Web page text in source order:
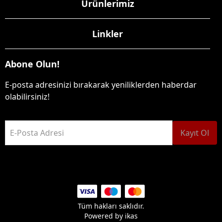
Ürünlerimiz
Linkler
Abone Olun!
E-posta adresinizi bırakarak yeniliklerden haberdar
olabilirsiniz!
E-Posta Adresi Kayıt Ol
Tüm hakları saklıdır.
Powered by ikas